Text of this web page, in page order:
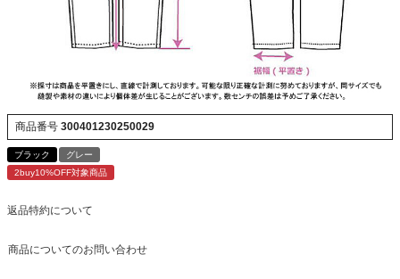
商品番号 300401230250029
ブラック
グレー
2buy10%OFF対象商品
返品特約について
商品についてのお問い合わせ